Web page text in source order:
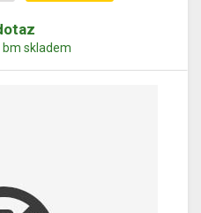
bm skladem